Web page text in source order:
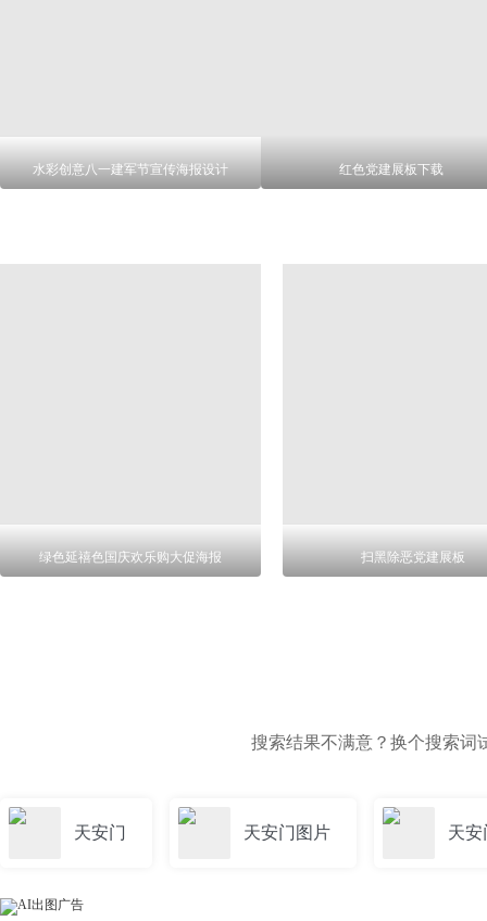
水彩创意八一建军节宣传海报设计 红色党建展板下载
绿色延禧色国庆欢乐购大促海报 扫黑除恶党建展板
搜索结果不满意？换个搜索词
天安门 天安门图片 天安